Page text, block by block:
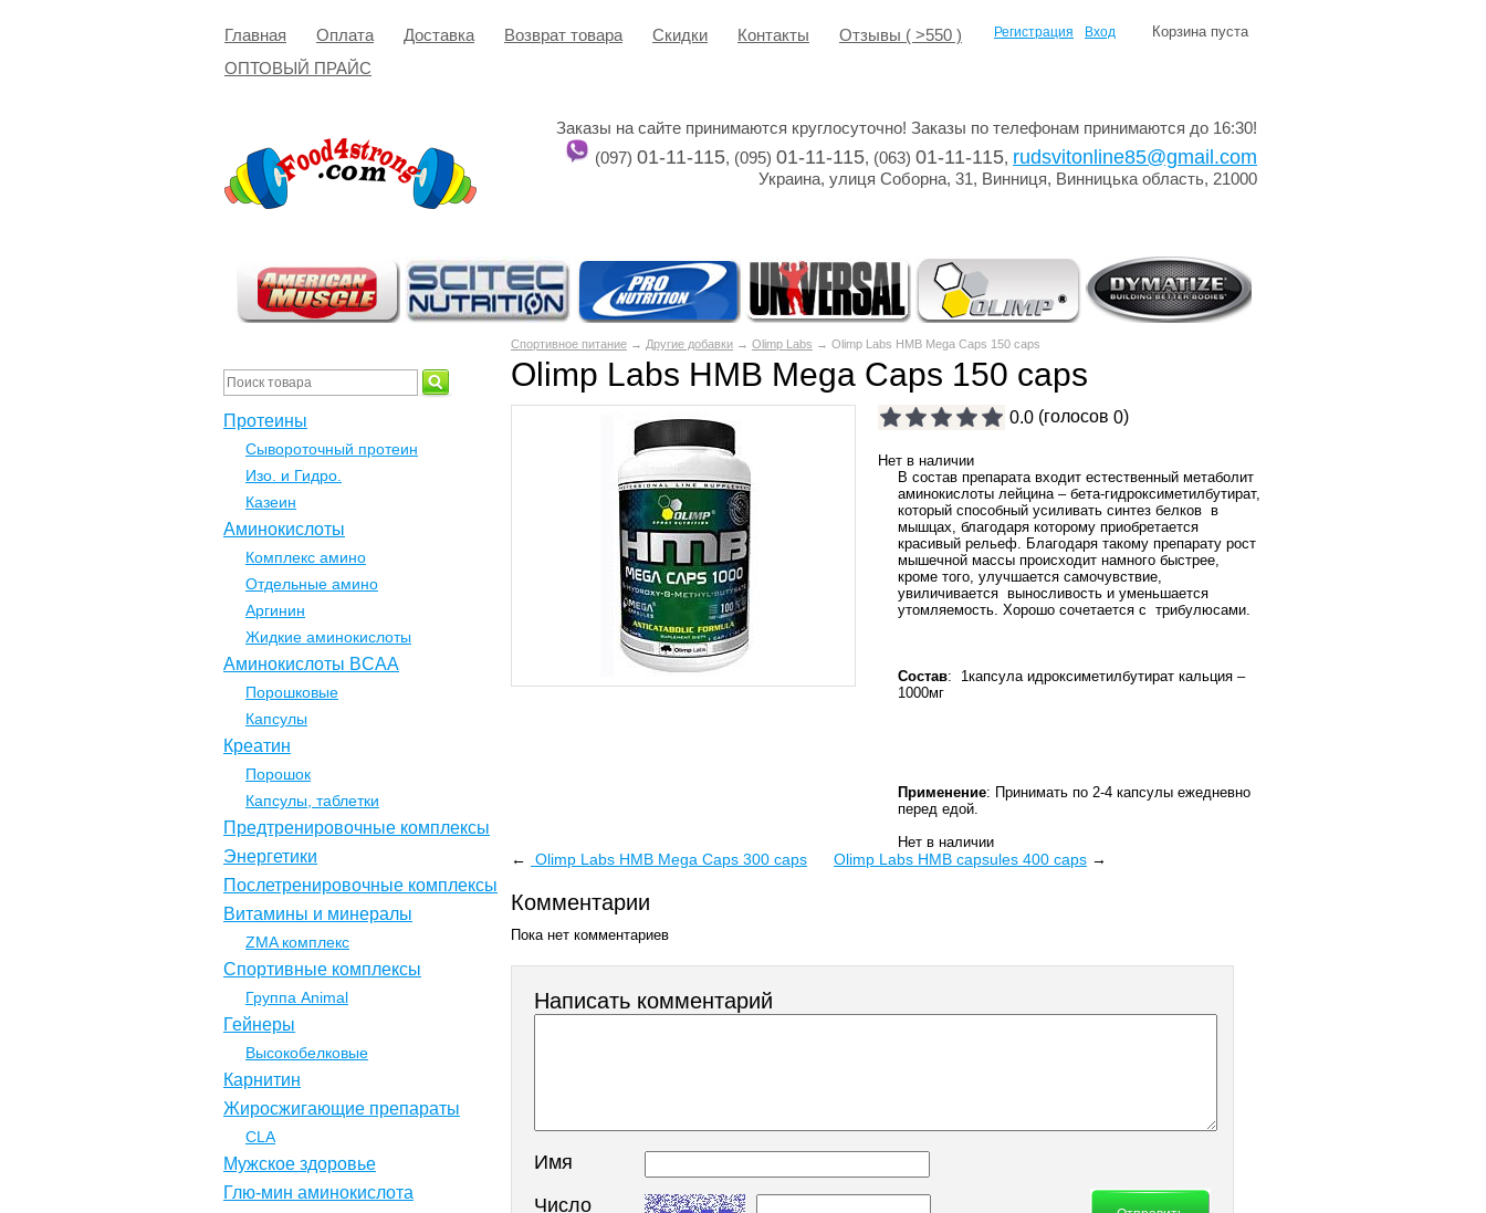
Главная Оплата Доставка Возврат товара Cкидки Контакты
Отзывы ( >550 )
ОПТОВЫЙ ПРАЙС
Корзина пуста
Регистрация Вход
Заказы на сайте принимаются круглосуточно! Заказы по телефонам принимаются до 16:30!
(097) 01-11-115, (095) 01-11-115, (063) 01-11-115, rudsvitonline85@gmail.com
Украина, улиця Соборна, 31, Винниця, Винницька область, 21000
Спортивное питание → Другие добавки → Olimp Labs → Olimp Labs HMB Mega Caps 150 caps
Olimp Labs HMB Mega Caps 150 caps
0.0 (голосов 0)
Нет в наличии
В состав препарата входит естественный метаболит
аминокислоты лейцина – бета-гидроксиметилбутират,
который способный усиливать синтез белков в
мышцах, благодаря которому приобретается
красивый рельеф. Благодаря такому препарату рост
мышечной массы происходит намного быстрее,
кроме того, улучшается самочувствие,
увиличивается выносливость и уменьшается
утомляемость. Хорошо сочетается с трибулюсами.
Состав: 1капсула идроксиметилбутират кальция –
1000мг
Применение: Принимать по 2-4 капсулы ежедневно
перед едой.
Нет в наличии
← Olimp Labs HMB Mega Caps 300 caps Olimp Labs HMB capsules 400 caps →
Комментарии
Пока нет комментариев
Написать комментарий
Имя
Число
Протеины
Сывороточный протеин
Изо. и Гидро.
Казеин
Аминокислоты
Комплекс амино
Отдельные амино
Аргинин
Жидкие аминокислоты
Аминокислоты BCAA
Порошковые
Капсулы
Креатин
Порошок
Капсулы, таблетки
Предтренировочные комплексы
Энергетики
Послетренировочные комплексы
Витамины и минералы
ZMA комплекс
Спортивные комплексы
Группа Animal
Гейнеры
Высокобелковые
Карнитин
Жиросжигающие препараты
CLA
Мужское здоровье
Глю-мин аминокислота